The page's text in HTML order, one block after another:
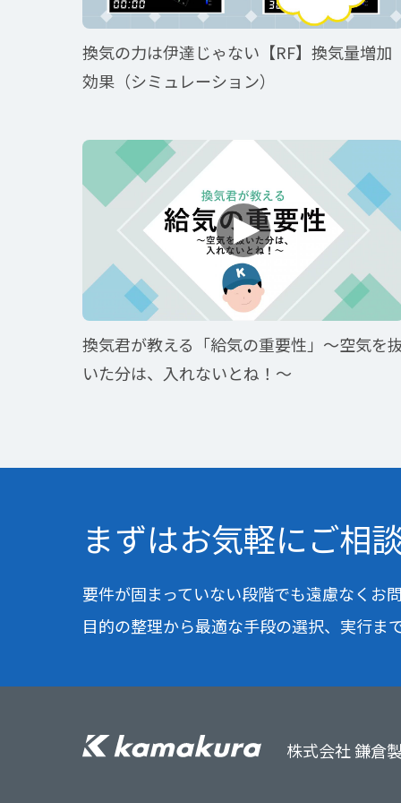
換気の力は伊達じゃない【RF】換気量増加
効果（シミュレーション）
換気君が教える「給気の重要性」〜空気を
いた分は、入れないとね！〜
まずはお気軽にご相
要件が固まっていない段階でも遠慮なくお
目的の整理から最適な手段の選択、実行ま
株式会社 鎌倉